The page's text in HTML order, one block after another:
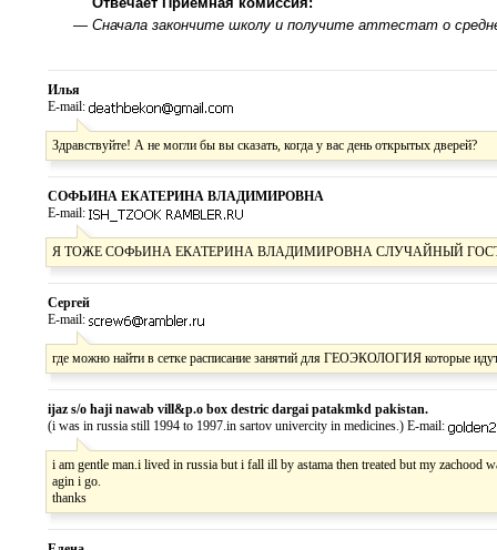
— Сначала закончите школу и получите аттестат о
Илья
E-mail:
Здравствуйте! А не могли бы вы сказать, когда у вас день открытых дверей?
СОФЬИНА ЕКАТЕРИНА ВЛАДИМИРОВНА
E-mail:
Я ТОЖЕ СОФЬИНА ЕКАТЕРИНА ВЛАДИМИРОВНА СЛУЧАЙНЫЙ
Сергей
E-mail:
где можно найти в сетке расписание занятий для ГЕОЭКОЛОГИЯ которые
ijaz s/o haji nawab vill&p.o box destric dargai patakmkd pakistan.
(i was in russia still 1994 to 1997.in sartov univercity in medicines.) E-mail:
i am gentle man.i lived in russia but i fall ill by astama then treated but my zachood
agin i go.
thanks